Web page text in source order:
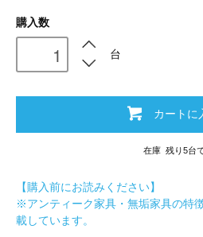
購入数
台
カートに
在庫 残り5台
【購入前にお読みください】
※アンティーク家具・無垢家具の特
載しています。